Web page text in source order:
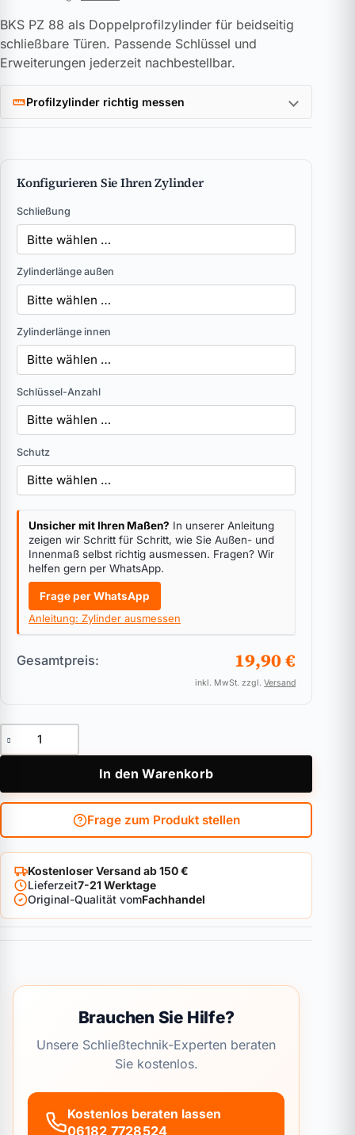
BKS PZ 88 als Doppelprofilzylinder für beidseitig
schließbare Türen. Passende Schlüssel und
Erweiterungen jederzeit nachbestellbar.
Profilzylinder richtig messen
Konfigurieren Sie Ihren Zylinder
Schließung
Zylinderlänge außen
Zylinderlänge innen
Schlüssel-Anzahl
Schutz
Unsicher mit Ihren Maßen? In unserer Anleitung
zeigen wir Schritt für Schritt, wie Sie Außen- und
Innenmaß selbst richtig ausmessen. Fragen? Wir
helfen gern per WhatsApp.
Frage per WhatsApp
Anleitung: Zylinder ausmessen
Gesamtpreis: 19,90 €
inkl. MwSt. zzgl.Versand
Doppelprofilzylinder BKS PZ 88 Menge
In den Warenkorb
Frage zum Produkt stellen
Kostenloser Versand ab 150 €
Lieferzeit7-21 Werktage
Original-Qualität vomFachhandel
Brauchen Sie Hilfe?
Unsere Schließtechnik-Experten beraten
Sie kostenlos.
Kostenlos beraten lassen
06182 7728524